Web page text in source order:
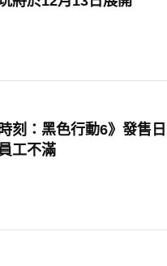
時刻：黑色行動6》發售
工不滿